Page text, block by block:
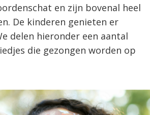
en zijn bovenal heel
De kinderen genieten er
delen hieronder een aantal
die gezongen worden op